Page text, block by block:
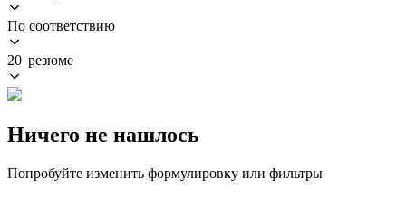
По соответствию
20 резюме
Ничего не нашлось
Попробуйте изменить формулировку или фильтры